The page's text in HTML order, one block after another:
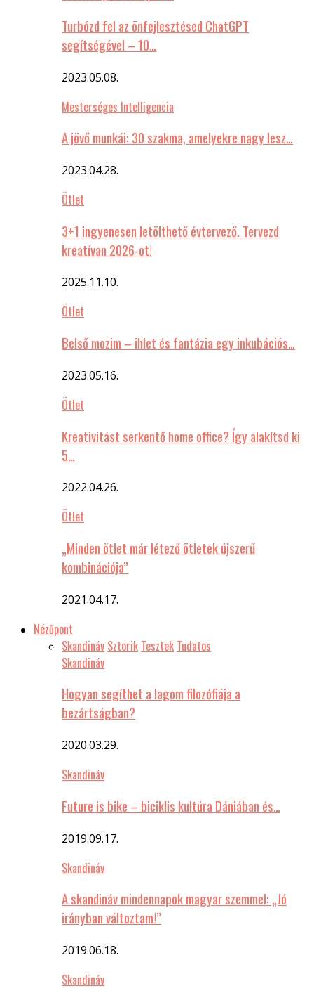
Turbózd fel az önfejlesztésed ChatGPT
segítségével – 10…
2023.05.08.
Mesterséges Intelligencia
A jövő munkái: 30 szakma, amelyekre nagy lesz…
2023.04.28.
Ötlet
3+1 ingyenesen letölthető évtervező. Tervezd
kreatívan 2026-ot!
2025.11.10.
Ötlet
Belső mozim – ihlet és fantázia egy inkubációs…
2023.05.16.
Ötlet
Kreativitást serkentő home office? Így alakítsd ki
5…
2022.04.26.
Ötlet
„Minden ötlet már létező ötletek újszerű
kombinációja”
2021.04.17.
Nézőpont
Skandináv Sztorik Tesztek Tudatos
Skandináv
Hogyan segíthet a lagom filozófiája a
bezártságban?
2020.03.29.
Skandináv
Future is bike – biciklis kultúra Dániában és…
2019.09.17.
Skandináv
A skandináv mindennapok magyar szemmel: „Jó
irányban változtam!”
2019.06.18.
Skandináv